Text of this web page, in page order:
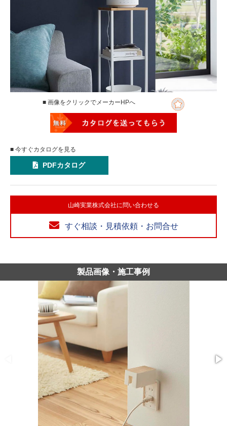
■ 画像をクリックでメーカーHPへ
■ 今すぐカタログを見る
PDFカタログ
山崎実業株式会社に問い合わせる
すぐ相談・見積依頼・お問合せ
製品画像・施工事例